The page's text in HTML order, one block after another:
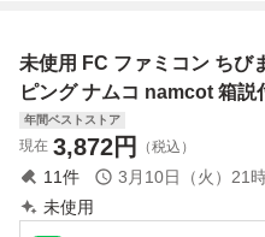
未使用 FC ファミコン ちび
ピング ナムコ namcot 箱説
年間ベストストア
現在 3,872円 （税込）
11件 3月10日（火）21
未使用